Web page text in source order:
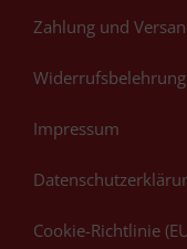
Zahlung und
Impressum
Cookie-Richtlinie